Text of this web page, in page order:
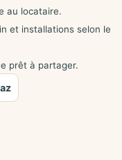
au locataire.
et installations selon le
prêt à partager.